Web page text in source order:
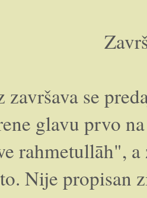
završava se
glavu prvo
rahmetullāh",
Nije propisan